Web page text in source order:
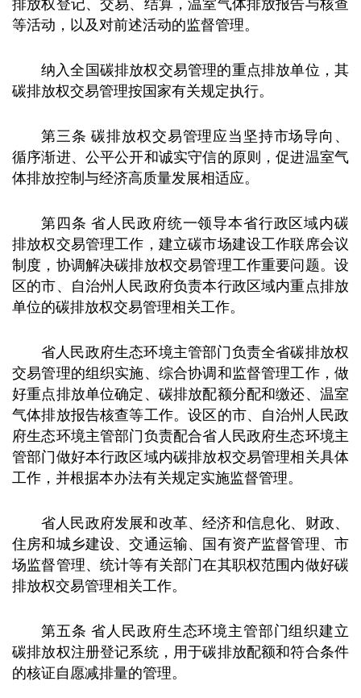
等活动，以及对前述活动的监督管理。
纳入全国碳排放权交易管理的重点排放单位，其
碳排放权交易管理按国家有关规定执行。
第三条 碳排放权交易管理应当坚持市场导向、
循序渐进、公平公开和诚实守信的原则，促进温室气
体排放控制与经济高质量发展相适应。
第四条 省人民政府统一领导本省行政区域内碳
排放权交易管理工作，建立碳市场建设工作联席会议
制度，协调解决碳排放权交易管理工作重要问题。设
区的市、自治州人民政府负责本行政区域内重点排放
单位的碳排放权交易管理相关工作。
省人民政府生态环境主管部门负责全省碳排放权
交易管理的组织实施、综合协调和监督管理工作，做
好重点排放单位确定、碳排放配额分配和缴还、温室
气体排放报告核查等工作。设区的市、自治州人民政
府生态环境主管部门负责配合省人民政府生态环境主
管部门做好本行政区域内碳排放权交易管理相关具体
工作，并根据本办法有关规定实施监督管理。
省人民政府发展和改革、经济和信息化、财政、
住房和城乡建设、交通运输、国有资产监督管理、市
场监督管理、统计等有关部门在其职权范围内做好碳
排放权交易管理相关工作。
第五条 省人民政府生态环境主管部门组织建立
碳排放权注册登记系统，用于碳排放配额和符合条件
的核证自愿减排量的管理。